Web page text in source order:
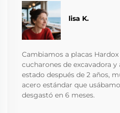
lisa K.
Cambiamos a placas
cucharones de excavadora
estado después de 2 años,
acero estándar que
desgastó en 6 meses.